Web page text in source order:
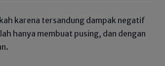
karena tersandung dampak negatif
hanya membuat pusing, dan dengan